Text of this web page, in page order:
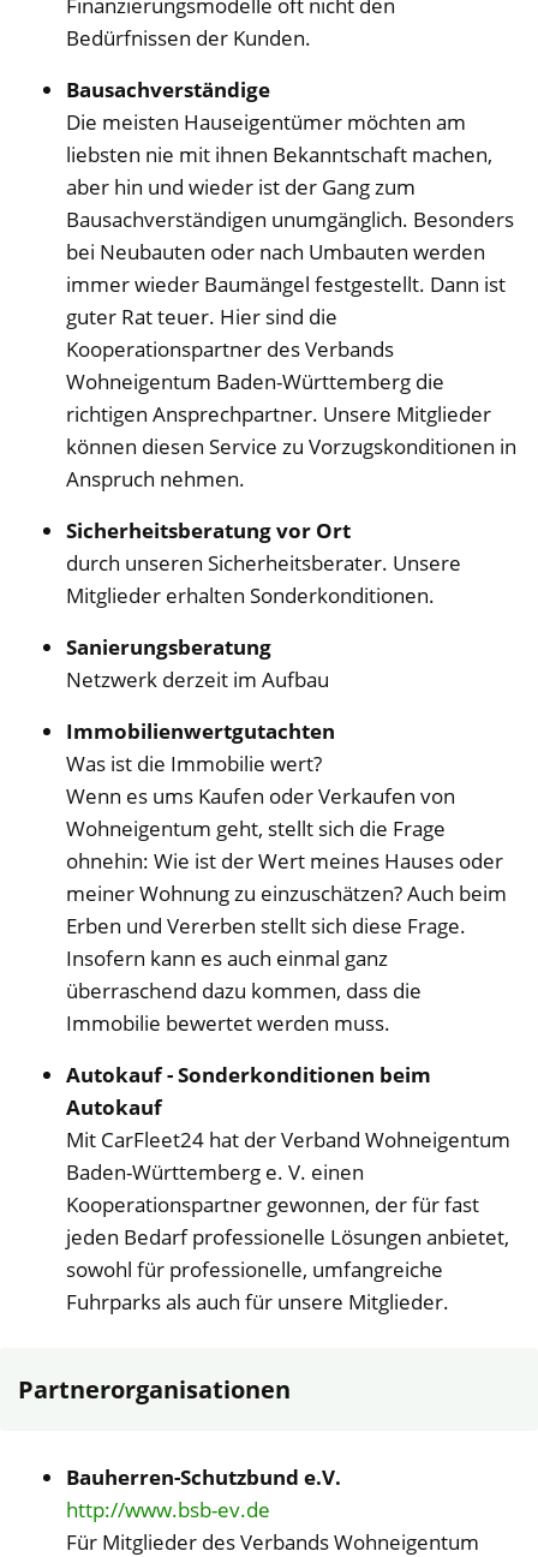
Bedürfnissen der Kunden.
Bausachverständige
Die meisten Hauseigentümer möchten am
liebsten nie mit ihnen Bekanntschaft machen,
aber hin und wieder ist der Gang zum
Bausachverständigen unumgänglich. Besonders
bei Neubauten oder nach Umbauten werden
immer wieder Baumängel festgestellt. Dann ist
guter Rat teuer. Hier sind die
Kooperationspartner des Verbands
Wohneigentum Baden-Württemberg die
richtigen Ansprechpartner. Unsere Mitglieder
können diesen Service zu Vorzugskonditionen in
Anspruch nehmen.
Sicherheitsberatung vor Ort
durch unseren Sicherheitsberater. Unsere
Mitglieder erhalten Sonderkonditionen.
Sanierungsberatung
Netzwerk derzeit im Aufbau
Immobilienwertgutachten
Was ist die Immobilie wert?
Wenn es ums Kaufen oder Verkaufen von
Wohneigentum geht, stellt sich die Frage
ohnehin: Wie ist der Wert meines Hauses oder
meiner Wohnung zu einzuschätzen? Auch beim
Erben und Vererben stellt sich diese Frage.
Insofern kann es auch einmal ganz
überraschend dazu kommen, dass die
Immobilie bewertet werden muss.
Autokauf - Sonderkonditionen beim
Autokauf
Mit CarFleet24 hat der Verband Wohneigentum
Baden-Württemberg e. V. einen
Kooperationspartner gewonnen, der für fast
jeden Bedarf professionelle Lösungen anbietet,
sowohl für professionelle, umfangreiche
Fuhrparks als auch für unsere Mitglieder.
Partnerorganisationen
Bauherren-Schutzbund e.V.
http://www.bsb-ev.de
Für Mitglieder des Verbands Wohneigentum